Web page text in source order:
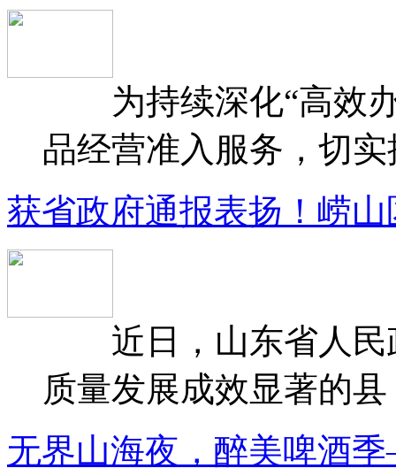
为持续深化“高效办
品经营准入服务，切
获省政府通报表扬！崂
近日，山东省人民
质量发展成效显著的
无界山海夜，醉美啤酒